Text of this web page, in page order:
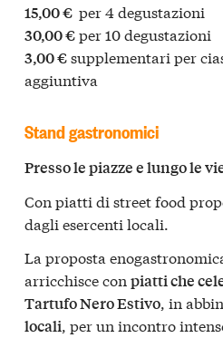
15,00 € per 4 degustazioni
30,00 €per 10 degustazioni
3,00 €supplementari per
aggiuntiva
Stand gastronomici
Presso le piazze e lungo le
Con piatti di street food
dagli esercenti locali.
La proposta
arricchisce con piatti che
Tartufo Nero Estivo, in
locali, per un incontro